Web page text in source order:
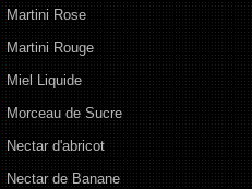
Martini Rose
Martini Rouge
Miel Liquide
Morceau de Sucre
Nectar d'abricot
Nectar de Banane